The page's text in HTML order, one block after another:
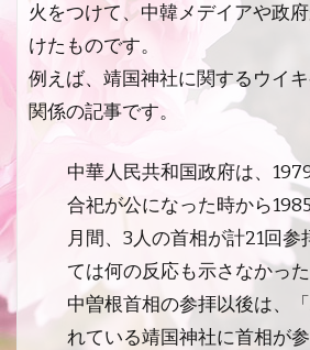
火をつけて、中韓メデイアや政
けたものです。
例えば、靖国神社に関するウイ
関係の記事です。
中華人民共和国政府は、
合祀が公になった時から
月間、3人の首相が計21回参
ては何の反応も示さなかっ
中曽根首相の参拝以後は、
れている靖国神社に首相が参